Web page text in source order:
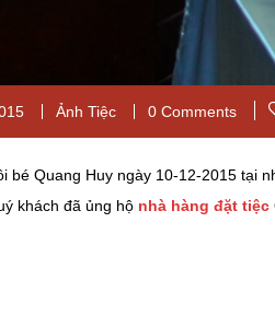
Ảnh Tiệc 0 Comments
bé Quang Huy ngày 10-12-2015 tại
khách đã ủng hộ nhà hàng đặt tiệc